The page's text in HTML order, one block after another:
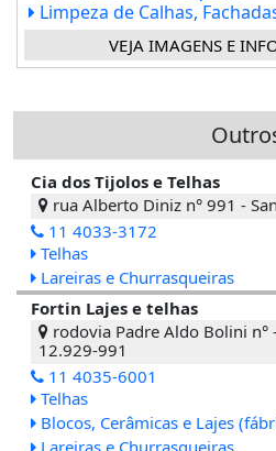
Limpeza de Calhas,
VEJA IMAGENS E
Cia dos Tijolos e Telhas
rua Alberto Diniz n° 991 -
11 4033-3172
Telhas
Lareiras e Churrasqueiras
Fortin Lajes e telhas
rodovia Padre Aldo Bolini n°
12.929-991
11 4035-6001
Telhas
Blocos, Cerâmicas e Lajes
Lareiras e Churrasqueiras